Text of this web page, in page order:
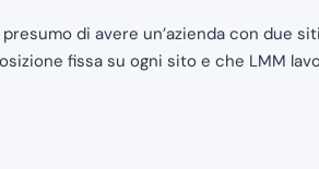
di avere un’azienda con due
fissa su ogni sito e che LMM